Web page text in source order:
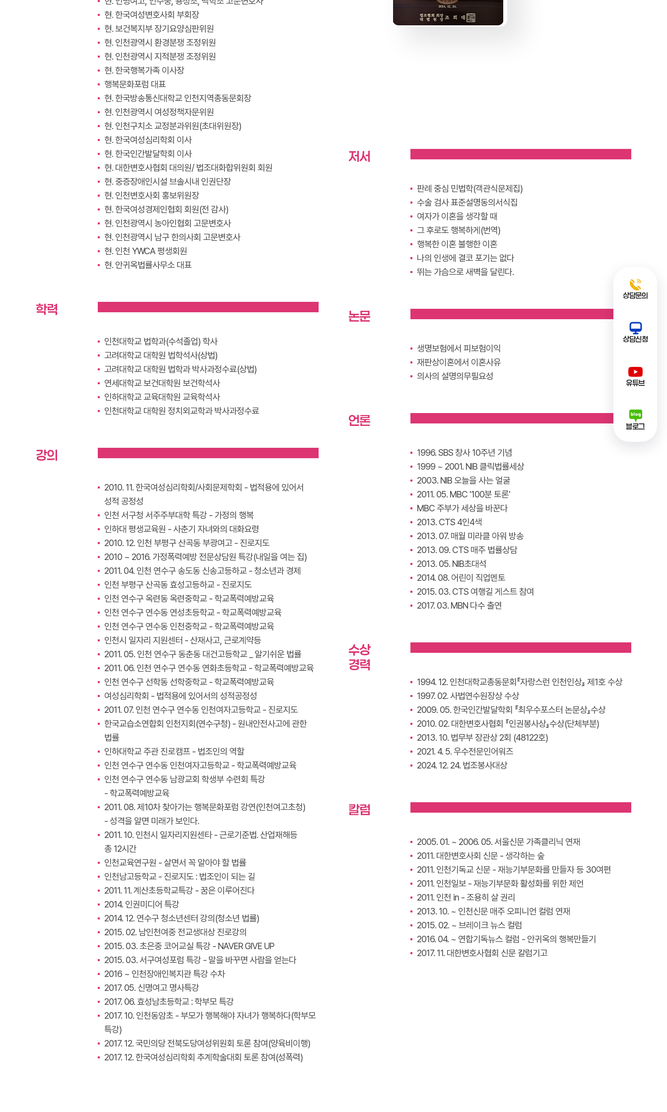
상담문의
상담신청
유튜브
블로그
현. 한국여성변호사회 부회장
현. 보건복지부 장기요양심판위원
현. 인천광역시 환경분쟁 조정위원
현. 인천광역시 지적분쟁 조정위원
현. 한국행복가족 이사장
행복문화포럼 대표
현. 한국방송통신대학교 인천지역총동문회장
현. 인천광역시 여성정책자문위원
현. 인천구치소 교정분과위원(초대위원장)
현. 한국여성심리학회 이사
현. 한국인간발달학회 이사
현. 대한변호사협회 대의원/ 법조대화합위원회 회원
현. 중증장애인시설 브솔시내 인권단장
현. 인천변호사회 홍보위원장
현. 한국여성경제인협회 회원(전 감사)
현. 인천광역시 농아인협회 고문변호사
현. 인천광역시 남구 한의사회 고문변호사
현. 인천 YWCA 평생회원
현. 안귀옥법률사무소 대표
학력
인천대학교 법학과(수석졸업) 학사
고려대학교 대학원 법학석사(상법)
고려대학교 대학원 법학과 박사과정수료(상법)
연세대학교 보건대학원 보건학석사
인하대학교 교육대학원 교육학석사
인천대학교 대학원 정치외교학과 박사과정수료
강의
2010. 11. 한국여성심리학회/사회문제학회 - 법적용에 있어서
성적 공정성
인천 서구청 서주주부대학 특강 - 가정의 행복
인하대 평생교육원 - 사춘기 자녀와의 대화요령
2010. 12. 인천 부평구 산곡동 부광여고 - 진로지도
2010 ~ 2016. 가정폭력예방 전문상담원 특강(내일을 여는 집)
2011. 04. 인천 연수구 송도동 신송고등하교 - 청소년과 경제
인천 부평구 산곡동 효성고등하교 - 진로지도
인천 연수구 옥련동 옥련중학교 - 학교폭력예방교육
인천 연수구 연수동 연성초등학교 - 학교폭력예방교육
인천 연수구 연수동 인천중학교 - 학교폭력예방교육
인천시 일자리 지원센터 - 산재사고, 근로계약등
2011. 05. 인천 연수구 동춘동 대건고등학교 _ 알기쉬운 법률
2011. 06. 인천 연수구 연수동 연화초등학교 - 학교폭력예방교육
인천 연수구 선학동 선학중학교 - 학교폭력예방교육
여성심리학회 - 법적용에 있어서의 성적공정성
2011. 07. 인천 연수구 연수동 인천여자고등학교 - 진로지도
한국교습소연합회 인천지회(연수구청) - 원내안전사고에 관한
법률
인하대학교 주관 진로캠프 - 법조인의 역할
인천 연수구 연수동 인천여자고등학교 - 학교폭력예방교육
인천 연수구 연수동 남광교회 학생부 수련회 특강
- 학교폭력예방교육
2011. 08. 제10차 찾아가는 행복문화포럼 강연(인천여고초청)
- 성격을 알면 미래가 보인다.
2011. 10. 인천시 일자리지원센타 - 근로기준법. 산업재해등
총 12시간
인천교육연구원 - 살면서 꼭 알아야 할 법률
인천남고등학교 - 진로지도 : 법조인이 되는 길
2011. 11. 계산초등학교특강 - 꿈은 이루어진다
2014. 인권미디어 특강
2014. 12. 연수구 청소년센터 강의(청소년 법률)
2015. 02. 남인천여중 전교생대상 진로강의
2015. 03. 초은중 코어교실 특강 - NAVER GIVE UP
2015. 03. 서구여성포럼 특강 - 말을 바꾸면 사람을 얻는다
2016 ~ 인천장애인복지관 특강 수차
2017. 05. 신명여고 명사특강
2017. 06. 효성남초등학교 : 학부모 특강
2017. 10. 인천동암초 - 부모가 행복해야 자녀가 행복하다(학부모
특강)
2017. 12. 국민의당 전북도당여성위원회 토론 참여(양육비이행)
2017. 12. 한국여성심리학회 추계학술대회 토론 참여(성폭력)
저서
판례 중심 민법학(객관식문제집)
수술 검사 표준설명동의서식집
여자가 이혼을 생각할 때
그 후로도 행복하게(번역)
행복한 이혼 불행한 이혼
나의 인생에 결코 포기는 없다
뛰는 가슴으로 새벽을 달린다.
논문
생명보험에서 피보험이익
재판상이혼에서 이혼사유
의사의 설명의무필요성
언론
1996. SBS 창사 10주년 기념
1999 ~ 2001. NIB 클릭법률세상
2003. NIB 오늘을 사는 얼굴
2011. 05. MBC '100분 토론'
MBC 주부가 세상을 바꾼다
2013. CTS 4인4색
2013. 07. 매월 미라클 아워 방송
2013. 09. CTS 매주 법률상담
2013. 05. NIB초대석
2014. 08. 어린이 직업멘토
2015. 03. CTS 여행길 게스트 참여
2017. 03. MBN 다수 출연
수상
경력
1994. 12. 인천대학교총동문회『자랑스런 인천인상』 제1호 수상
1997. 02. 사법연수원장상 수상
2009. 05. 한국인간발달학회 『최우수포스터 논문상』수상
2010. 02. 대한변호사협회 『인권봉사상』수상(단체부분)
2013. 10. 법무부 장관상 2회 (48122호)
2021. 4. 5. 우수전문인어워즈
2024. 12. 24. 법조봉사대상
칼럼
2005. 01. ~ 2006. 05. 서울신문 가족클리닉 연재
2011. 대한변호사회 신문 - 생각하는 숲
2011. 인천기독교 신문 - 재능기부문화를 만들자 등 30여편
2011. 인천일보 - 재능기부문화 활성화를 위한 제언
2011. 인천 in - 조용히 살 권리
2013. 10. ~ 인천신문 매주 오피니언 컬럼 연재
2015. 02. ~ 브레이크 뉴스 컬럼
2016. 04. ~ 연합기독뉴스 컬럼 - 안귀옥의 행복만들기
2017. 11. 대한변호사협회 신문 칼럼기고